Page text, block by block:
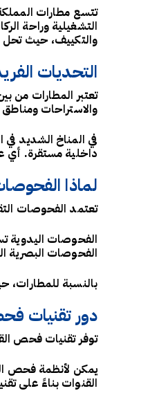
التشغيلية وراحة
والتكييف، حيث تحل
التحديات
تعتبر المطارات من
والاستراحات ومناطق
في المناخ الشديد
داخلية مستقرة. أي
لماذا
تعتمد الفحوصات
الفحوصات اليدوية
الفحوصات البصرية
بالنسبة للمطارات،
دور تقنيات
توفر تقنيات فحص
يمكن لأنظمة فحص
القنوات بناءً على